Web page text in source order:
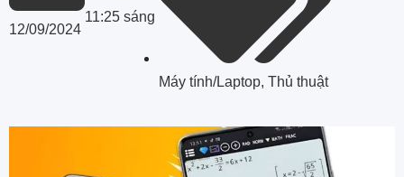
12/09/2024
11:25 sáng
Máy tính/Laptop, Thủ thuật